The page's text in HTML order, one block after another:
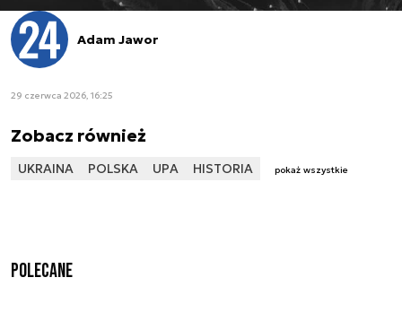
Adam Jawor
29 czerwca 2026, 16:25
Zobacz również
UKRAINA POLSKA UPA HISTORIA pokaż wszystkie
Polecane